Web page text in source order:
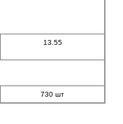
13.55
730 шт